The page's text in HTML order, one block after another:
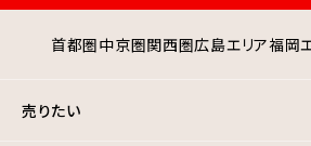
首都圏中京圏関西圏広島エリア福岡
売りたい